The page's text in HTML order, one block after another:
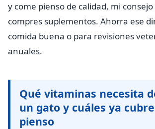
y come pienso de calidad, mi
compres suplementos. Ahorra ese
comida buena o para revisiones
anuales.
Qué vitaminas necesita
un gato y cuáles ya
pienso